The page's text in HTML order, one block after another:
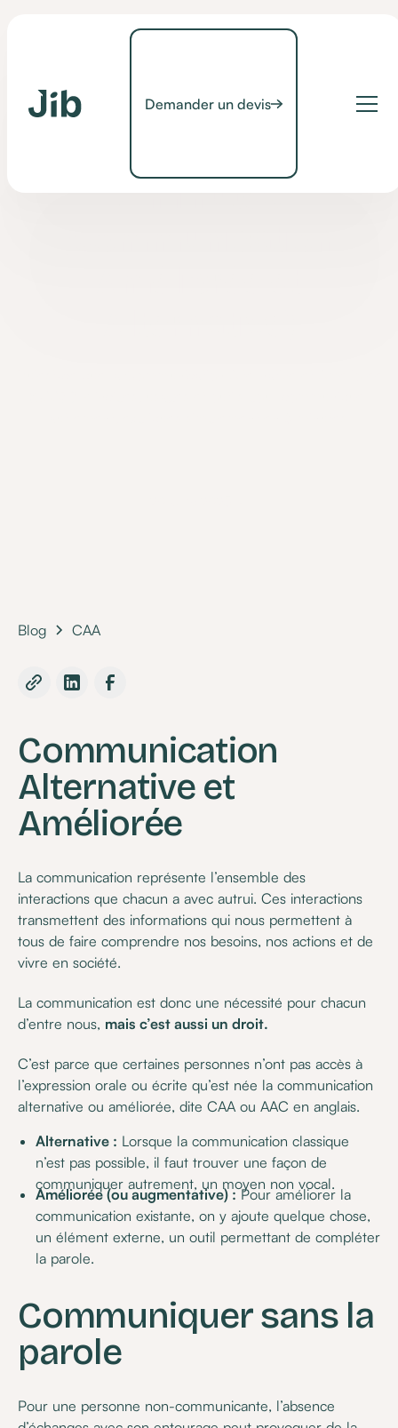
Demander un devis
CAA
5 minutes
Blog CAA
Communication
Alternative et
Améliorée
La communication représente l’ensemble des
interactions que chacun a avec autrui. Ces interactions
transmettent des informations qui nous permettent à
tous de faire comprendre nos besoins, nos actions et de
vivre en société.
La communication est donc une nécessité pour chacun
d’entre nous, mais c’est aussi un droit.
C’est parce que certaines personnes n’ont pas accès à
l’expression orale ou écrite qu’est née la communication
alternative ou améliorée, dite CAA ou AAC en anglais.
Alternative : Lorsque la communication classique
n’est pas possible, il faut trouver une façon de
communiquer autrement, un moyen non vocal.
Améliorée (ou augmentative) :Pour améliorer la
communication existante, on y ajoute quelque chose,
un élément externe, un outil permettant de compléter
la parole.
Communiquer sans la
parole
Pour une personne non-communicante, l’absence